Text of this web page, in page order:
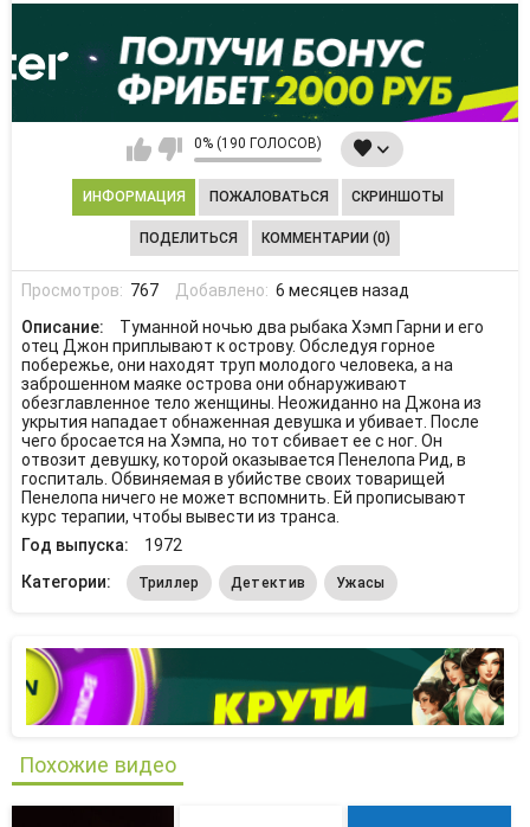
0% (190 ГОЛОСОВ)
ИНФОРМАЦИЯ ПОЖАЛОВАТЬСЯ СКРИНШОТЫ
ПОДЕЛИТЬСЯ КОММЕНТАРИИ (0)
Просмотров: 767 Добавлено: 6 месяцев назад
Описание:
Туманной ночью два рыбака Хэмп Гарни и его
отец Джон приплывают к острову. Обследуя горное
побережье, они находят труп молодого человека, а на
заброшенном маяке острова они обнаруживают
обезглавленное тело женщины. Неожиданно на Джона из
укрытия нападает обнаженная девушка и убивает. После
чего бросается на Хэмпа, но тот сбивает ее с ног. Он
отвозит девушку, которой оказывается Пенелопа Рид, в
госпиталь. Обвиняемая в убийстве своих товарищей
Пенелопа ничего не может вспомнить. Ей прописывают
курс терапии, чтобы вывести из транса.
Год выпуска:
1972
Категории:
Триллер Детектив Ужасы
Похожие видео